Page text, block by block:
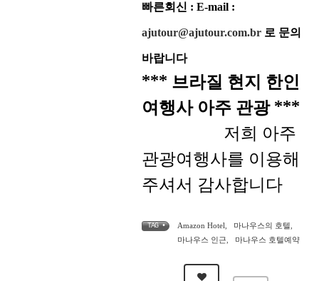
빠른회신 : E-mail :
ajutour@ajutour.com.br 로 문의
바랍니다
*** 브라질 현지 한인
여행사 아주 관광 ***
저희 아주
관광여행사를 이용해
주셔서 감사합니다
TAG • Amazon Hotel 마나우스의 호텔
마나우스 인근
마나우스 호텔예약